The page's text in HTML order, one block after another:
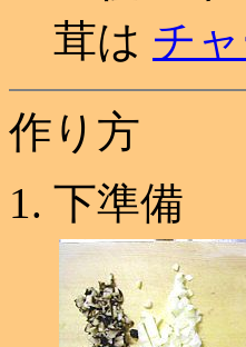
茸は チ
作り方
下準備